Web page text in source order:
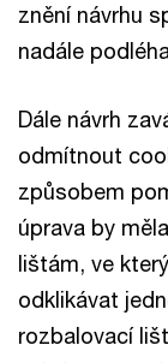
znění návrhu
nadále
Dále návrh
odmítnout
způsobem
úprava by
lištám, ve
odklikávat
rozbalovací